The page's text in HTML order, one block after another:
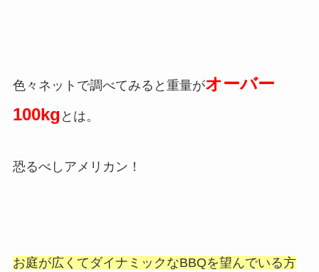
色々ネットで調べてみると重量がオーバー
100kg とは。
恐るべしアメリカン！
お庭が広くてダイナミックなBBQを望んでいる方